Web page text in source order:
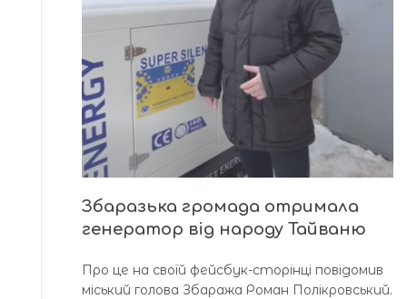
Збаразька громада отримала
генератор від народу Тайваню
Про це на своїй фейсбук-сторінці повідомив
міський голова Збаража Роман Полікровський.